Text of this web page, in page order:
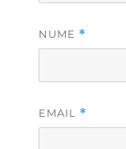
NUME *
EMAIL *